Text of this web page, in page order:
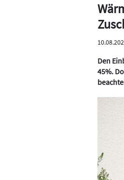
Den
45%.